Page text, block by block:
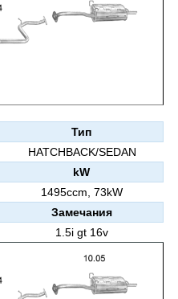
HATCHBACK/SEDAN
Тип
1495ccm, 73kW
kW
1.5i gt 16v
Замечания